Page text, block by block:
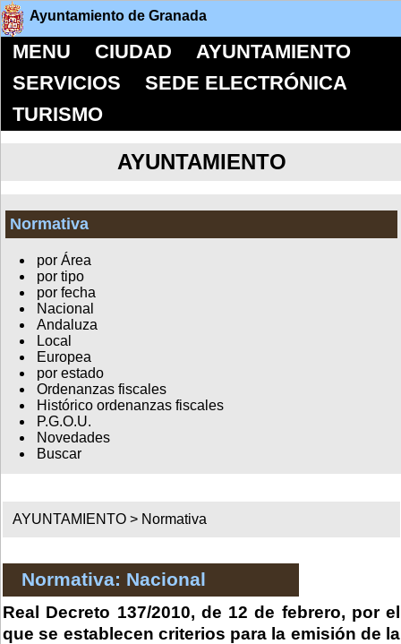
Ayuntamiento de Granada
MENU CIUDAD
AYUNTAMIENTO
SERVICIOS
SEDE ELECTRÓNICA
TURISMO
AYUNTAMIENTO
Normativa
por Área
por tipo
por fecha
Nacional
Andaluza
Local
Europea
por estado
Ordenanzas fiscales
Histórico ordenanzas fiscales
P.G.O.U.
Novedades
Buscar
AYUNTAMIENTO > Normativa
Normativa: Nacional
Real Decreto 137/2010, de 12 de febrero, por el
que se establecen criterios para la emisión de la